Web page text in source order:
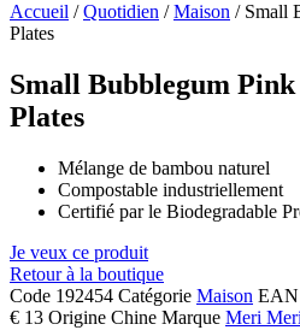
Accueil /Quotidien /Maison / Small
Plates
Small Bubblegum
Plates
Mélange de bambou naturel
Compostable industriellement
Certifié par le Biodegradable
Je veux ce produit
Retour à la boutique
Code 192454 Catégorie Maison EAN
€ 13 Origine Chine Marque Meri Meri